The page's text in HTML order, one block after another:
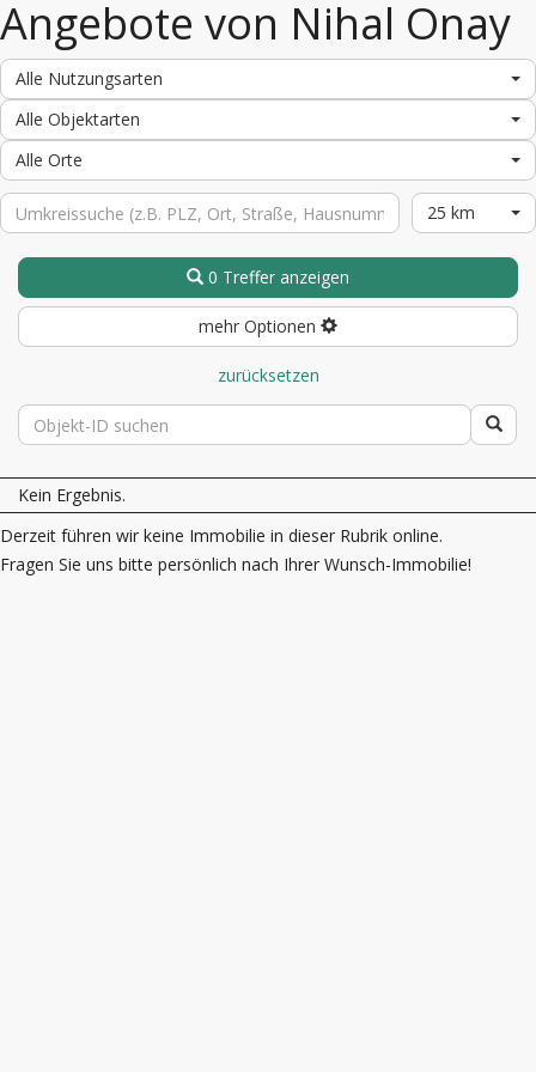
Angebote von Nihal Onay
Alle Nutzungsarten
Alle Objektarten
Alle Orte
25 km
0 Treffer anzeigen
mehr Optionen
zurücksetzen
Kein Ergebnis.
Derzeit führen wir keine Immobilie in dieser Rubrik online.
Fragen Sie uns bitte persönlich nach Ihrer Wunsch-Immobilie!